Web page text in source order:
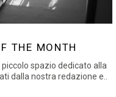
THE MONTH
piccolo spazio dedicato alla
dalla nostra redazione e..